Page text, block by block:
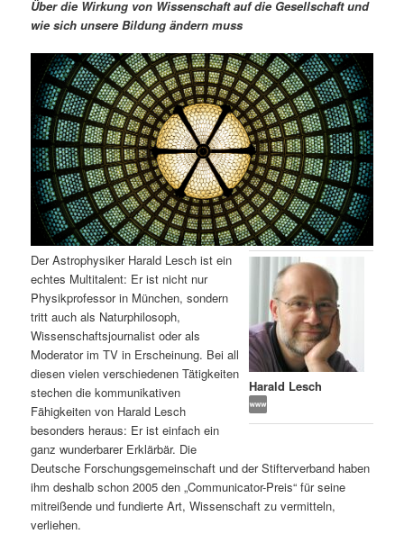
r
e
n
I
n
h
a
l
t
s
p
r
d
ä
r
e
n
I
n
h
a
l
t
s
n
a
a
t
i
o
n
Über die Wirkung von Wissenschaft auf die Gesellschaft und
wie sich unsere Bildung ändern muss
Harald Lesch
Der Astrophysiker Harald Lesch ist ein
echtes Multitalent: Er ist nicht nur
Physikprofessor in München, sondern
tritt auch als Naturphilosoph,
Wissenschaftsjournalist oder als
Moderator im TV in Erscheinung. Bei all
diesen vielen verschiedenen Tätigkeiten
stechen die kommunikativen
Fähigkeiten von Harald Lesch
besonders heraus: Er ist einfach ein
ganz wunderbarer Erklärbär. Die
Deutsche Forschungsgemeinschaft und der Stifterverband haben
ihm deshalb schon 2005 den „Communicator-Preis“ für seine
mitreißende und fundierte Art, Wissenschaft zu vermitteln,
verliehen.